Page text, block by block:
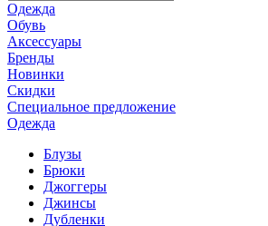
Одежда
Обувь
Аксессуары
Бренды
Новинки
Скидки
Специальное предложение
Одежда
Блузы
Брюки
Джоггеры
Джинсы
Дубленки